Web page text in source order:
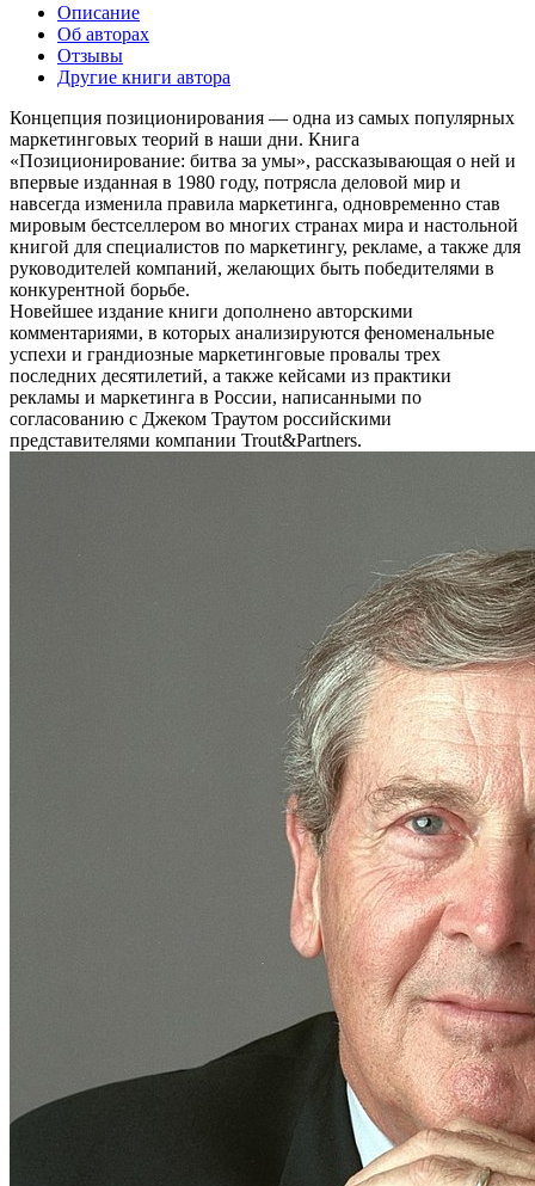
Описание
Об авторах
Отзывы
Другие книги автора
Концепция позиционирования — одна из самых популярных
маркетинговых теорий в наши дни. Книга
«Позиционирование: битва за умы», рассказывающая о ней и
впервые изданная в 1980 году, потрясла деловой мир и
навсегда изменила правила маркетинга, одновременно став
мировым бестселлером во многих странах мира и настольной
книгой для специалистов по маркетингу, рекламе, а также для
руководителей компаний, желающих быть победителями в
конкурентной борьбе.
Новейшее издание книги дополнено авторскими
комментариями, в которых анализируются феноменальные
успехи и грандиозные маркетинговые провалы трех
последних десятилетий, а также кейсами из практики
рекламы и маркетинга в России, написанными по
согласованию с Джеком Траутом российскими
представителями компании Trout&Partners.